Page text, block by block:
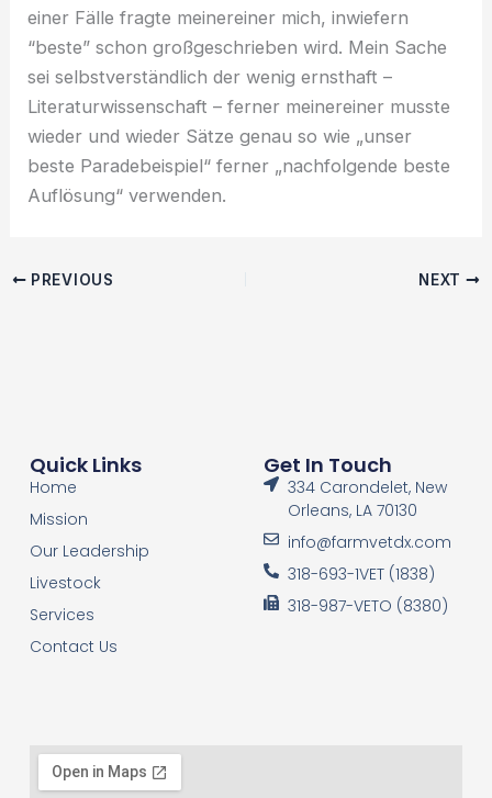
einer Fälle fragte meinereiner mich, inwiefern
“beste” schon großgeschrieben wird. Mein Sache
sei selbstverständlich der wenig ernsthaft –
Literaturwissenschaft – ferner meinereiner musste
wieder und wieder Sätze genau so wie „unser
beste Paradebeispiel“ ferner „nachfolgende beste
Auflösung“ verwenden.
PREVIOUS NEXT
Quick Links
Home
Mission
Our Leadership
Livestock
Services
Contact Us
Get In Touch
334 Carondelet, New
Orleans, LA 70130
info@farmvetdx.com
318-693-1VET (1838)
318-987-VETO (8380)